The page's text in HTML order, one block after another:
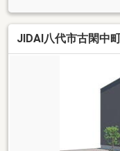
JIDAI八代市古閑中